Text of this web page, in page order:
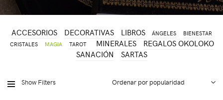
ACCESORIOS DECORATIVAS LIBROS ÁNGELES
BIENESTAR
CRISTALES
MAGIA TAROT MINERALES
REGALOS OKOLOKO
SANACIÓN
SARTAS
Show Filters